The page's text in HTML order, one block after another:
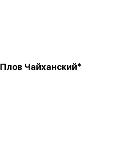
Плов Чайханский*